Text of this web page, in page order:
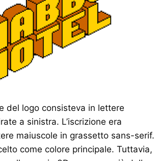
del logo consisteva in lettere
a sinistra. L’iscrizione era
maiuscole in grassetto sans-serif.
come colore principale. Tuttavia,